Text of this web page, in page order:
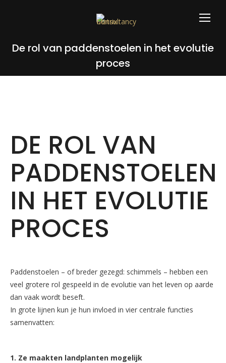
De rol van paddenstoelen in het evolutie
proces
DE ROL VAN
PADDENSTOELEN
IN HET EVOLUTIE
PROCES
Paddenstoelen – of breder gezegd: schimmels – hebben een
veel grotere rol gespeeld in de evolutie van het leven op aarde
dan vaak wordt beseft.
In grote lijnen kun je hun invloed in vier centrale functies
samenvatten:
1. Ze maakten landplanten mogelijk